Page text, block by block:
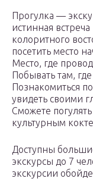
Прогулка —
истинная
колоритного
посетить место
Место, где
Побывать там,
Познакомиться
увидеть своими
Сможете
культурным
Доступны
экскурсы до 7
экскурсии